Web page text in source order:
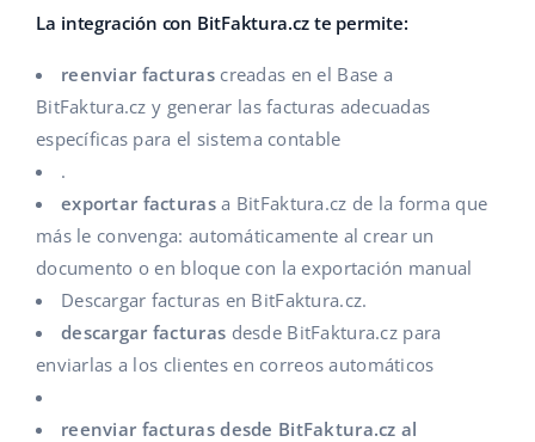
La integración con BitFaktura.cz te permite:
reenviar facturascreadas en el Base a
BitFaktura.cz y generar las facturas adecuadas
específicas para el sistema contable
.
exportar facturasa BitFaktura.cz de la forma que
más le convenga: automáticamente al crear un
documento o en bloque con la exportación manual
Descargar facturas en BitFaktura.cz.
descargar facturas desde BitFaktura.cz para
enviarlas a los clientes en correos automáticos
reenviar facturas desde BitFaktura.cz al